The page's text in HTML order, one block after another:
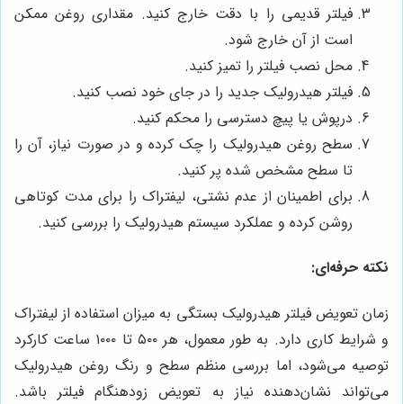
فیلتر قدیمی را با دقت خارج کنید. مقداری روغن ممکن
است از آن خارج شود.
محل نصب فیلتر را تمیز کنید.
فیلتر هیدرولیک جدید را در جای خود نصب کنید.
درپوش یا پیچ دسترسی را محکم کنید.
سطح روغن هیدرولیک را چک کرده و در صورت نیاز، آن را
تا سطح مشخص شده پر کنید.
برای اطمینان از عدم نشتی، لیفتراک را برای مدت کوتاهی
روشن کرده و عملکرد سیستم هیدرولیک را بررسی کنید.
نکته حرفه‌ای:
زمان تعویض فیلتر هیدرولیک بستگی به میزان استفاده از لیفتراک
و شرایط کاری دارد. به طور معمول، هر ۵۰۰ تا ۱۰۰۰ ساعت کارکرد
توصیه می‌شود، اما بررسی منظم سطح و رنگ روغن هیدرولیک
می‌تواند نشان‌دهنده نیاز به تعویض زودهنگام فیلتر باشد.